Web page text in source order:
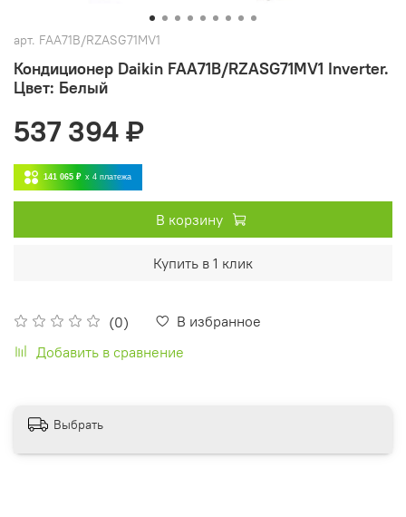
арт. FAA71B/RZASG71MV1
Кондиционер Daikin FAA71B/RZASG71MV1 Inverter.
Цвет: Белый
(0)
В избранное
Добавить в сравнение
537 394 ₽
141 065 ₽ x 4 платежа
В корзину
Купить в 1 клик
Выбрать